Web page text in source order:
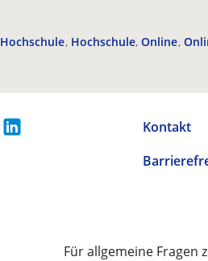
Hochschule Hochschule Online
Kontakt
Für allgemeine Fragen